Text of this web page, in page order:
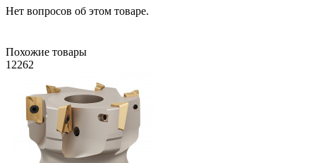
Нет вопросов об этом товаре.
Похожие товары
12262